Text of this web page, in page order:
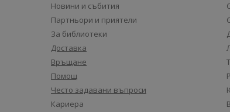
Новини и събития
Партньори и приятели
За библиотеки
Доставка
Връщане
Помощ
Често задавани въпроси
Кариера